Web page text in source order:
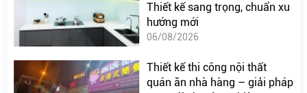
Thiết kế sang trọng, chuẩn xu
hướng mới
06/08/2026
Thiết kế thi công nội thất
quán ăn nhà hàng – giải pháp